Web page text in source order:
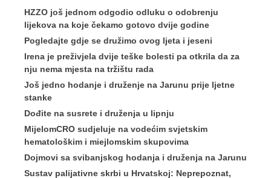
HZZO još jednom odgodio odluku o odobrenju
lijekova na koje čekamo gotovo dvije godine
Pogledajte gdje se družimo ovog ljeta i jeseni
Irena je preživjela dvije teške bolesti pa otkrila da za
nju nema mjesta na tržištu rada
Još jedno hodanje i druženje na Jarunu prije ljetne
stanke
Dođite na susrete i druženja u lipnju
MijelomCRO sudjeluje na vodećim svjetskim
hematološkim i miejlomskim skupovima
Dojmovi sa svibanjskog hodanja i druženja na Jarunu
Sustav palijativne skrbi u Hrvatskoj: Neprepoznat,